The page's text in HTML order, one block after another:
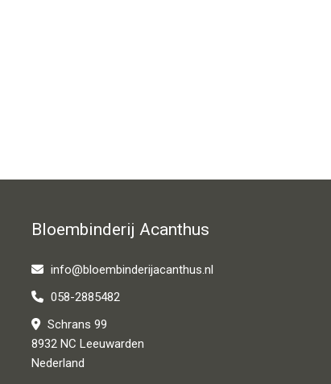
Bloembinderij Acanthus
info@bloembinderijacanthus.nl
058-2885482
Schrans 99
8932 NC Leeuwarden
Nederland